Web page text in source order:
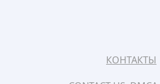
КОНТАКТЫ